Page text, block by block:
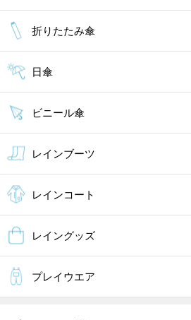
折りたたみ傘
日傘
ビニール傘
レインブーツ
レインコート
レイングッズ
プレイウエア